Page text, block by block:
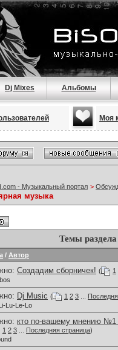
Dj Mixes Альбомы
Моя
- Музыкальный портал >
музыка
Темы раздела
/ Автор
Создадим сборничек! ( 1
Dj Music ( 1 2 3
Lu-Le-Lo
кто по-вашему мнению №1
1 2 3 Последняя страница)